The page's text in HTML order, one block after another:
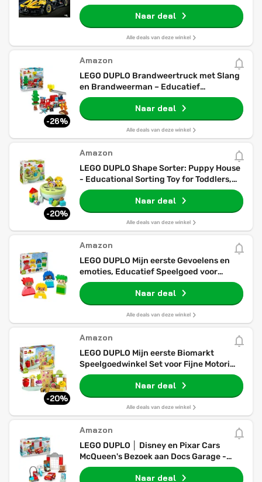
42151
Naar deal
Alle deals van deze winkel
-26%
Amazon
LEGO DUPLO Brandweertruck met Slang
en Brandweerman – Educatief
Speelgoed voor Peuters – Rode
Brandweerwagen met Ladder, Figuur en
Eekhoorn – Cadeau voor Jongens en
Meisjes vanaf 2 Jaar – 10473
Naar deal
Alle deals van deze winkel
-20%
Amazon
LEGO DUPLO Shape Sorter: Puppy House
- Educational Sorting Toy for Toddlers,
with Colourful Bricks in Various Shapes -
Fine Motor Skill Development Set for 18
Month Old Girls & Boys - 10441
Naar deal
Alle deals van deze winkel
Amazon
LEGO DUPLO Mijn eerste Gevoelens en
emoties, Educatief Speelgoed voor
Kinderen met 23 Gekleurde Bouwstenen
en 4 Personages, Sociaal en Emotioneel
Spelen Cadeau voor Peuters vanaf 18
Maanden 10415
Naar deal
Alle deals van deze winkel
-20%
Amazon
LEGO DUPLO Mijn eerste Biomarkt
Speelgoedwinkel Set voor Fijne Motoriek,
Educatief Speelgoed voor Kinderen van
1,5-3 Jaar met Fruit en Groenten
Accessoires, Cadeau voor Meisjes en
Jongens 10983
Naar deal
Alle deals van deze winkel
Amazon
LEGO DUPLO │ Disney en Pixar Cars
McQueen's Bezoek aan Docs Garage -
met Bouwbare Speelgoed Auto voor
Peuters, Gereedschap & Accessoires -
Naar deal